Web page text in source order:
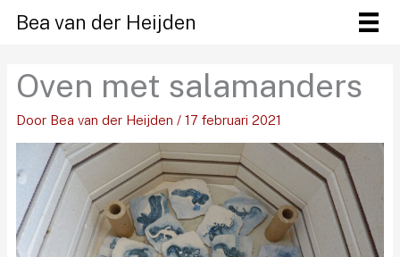
naar
inhoud
Bea van der Heijden
Oven met salamanders
Door Bea van der Heijden / 17 februari 2021